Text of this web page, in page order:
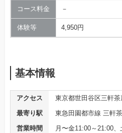
コース料金 －
体験等 4,950円
基本情報
アクセス
東京都世田谷区三軒
最寄り駅
東急田園都市線 三軒
営業時間
月〜金11:00～21:00